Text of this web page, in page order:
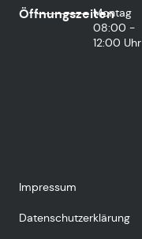
Öffnungszeiten
Montag
08:00 -
12:00 Uhr
Impressum
Datenschutzerklärung